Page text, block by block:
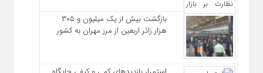
بازگشت بیش از یک میلیون و ۳۰۵
هزار زائر اربعین از مرز مهران به کشور